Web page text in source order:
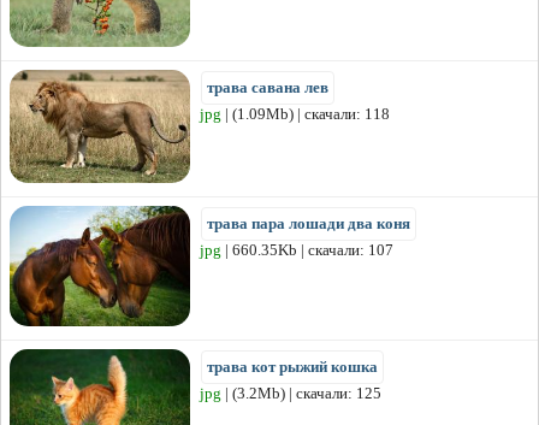
трава савана лев
jpg | (1.09Mb) | скачали: 118
трава пара лошади два коня
jpg | 660.35Kb | скачали: 107
трава кот рыжий кошка
jpg | (3.2Mb) | скачали: 125